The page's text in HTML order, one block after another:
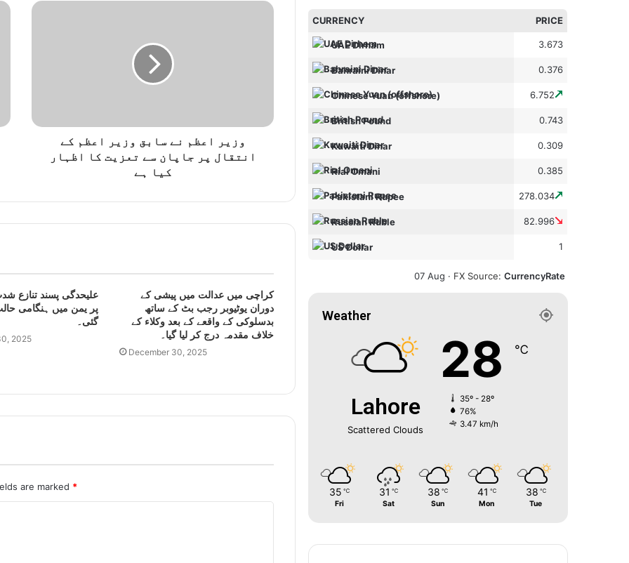
وزیر اعظم نے سابق وزیر اعظم کے
انتقال پر جاپان سے تعزیت کا اظہار
کیا ہے
علیحدگی پسند تنازع
پر یمن میں ہنگامی
گئی۔
2025
کراچی میں عدالت میں پیشی کے
دوران یوٹیوبر رجب بٹ کے ساتھ
بدسلوکی کے واقعے کے بعد وکلاء کے
خلاف مقدمہ درج کر لیا گیا۔
December 30, 2025
are marked *
CURRENCY PRICE
UAE Dirham 3.673
Bahraini Dinar 0.376
Chinese Yuan (offshore) 6.752
British Pound 0.743
Kuwaiti Dinar 0.309
Rial Omani 0.385
Pakistani Rupee 278.034
Russian Ruble 82.996
US Dollar 1
07 Aug · FX Source: CurrencyRate
Weather
Lahore
Scattered Clouds
28 ℃
35º - 28º
76%
3.47 km/h
35 ℃
Fri
31 ℃
Sat
38 ℃
Sun
41 ℃
Mon
38 ℃
Tue